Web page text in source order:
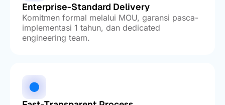
Enterprise-Standard Delivery
Komitmen formal melalui MOU, garansi pasca-
implementasi 1 tahun, dan dedicated
engineering team.